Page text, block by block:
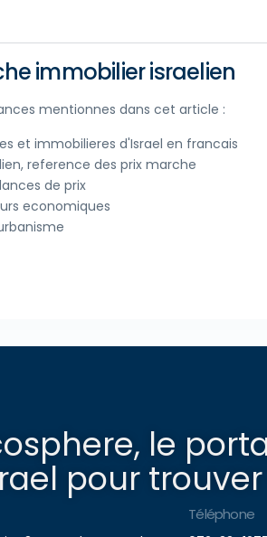
immobilier israelien
mentionnes dans cet article :
et immobilieres d'Israel en francais
reference des prix marche
de prix
economiques
le
pour
Téléphone